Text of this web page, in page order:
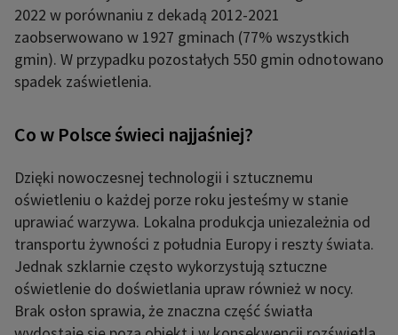
2022 w porównaniu z dekadą 2012-2021
zaobserwowano w 1927 gminach (77% wszystkich
gmin). W przypadku pozostałych 550 gmin odnotowano
spadek zaświetlenia.
Co w Polsce świeci najjaśniej?
Dzięki nowoczesnej technologii i sztucznemu
oświetleniu o każdej porze roku jesteśmy w stanie
uprawiać warzywa. Lokalna produkcja uniezależnia od
transportu żywności z południa Europy i reszty świata.
Jednak szklarnie często wykorzystują sztuczne
oświetlenie do doświetlania upraw również w nocy.
Brak osłon sprawia, że znaczna część światła